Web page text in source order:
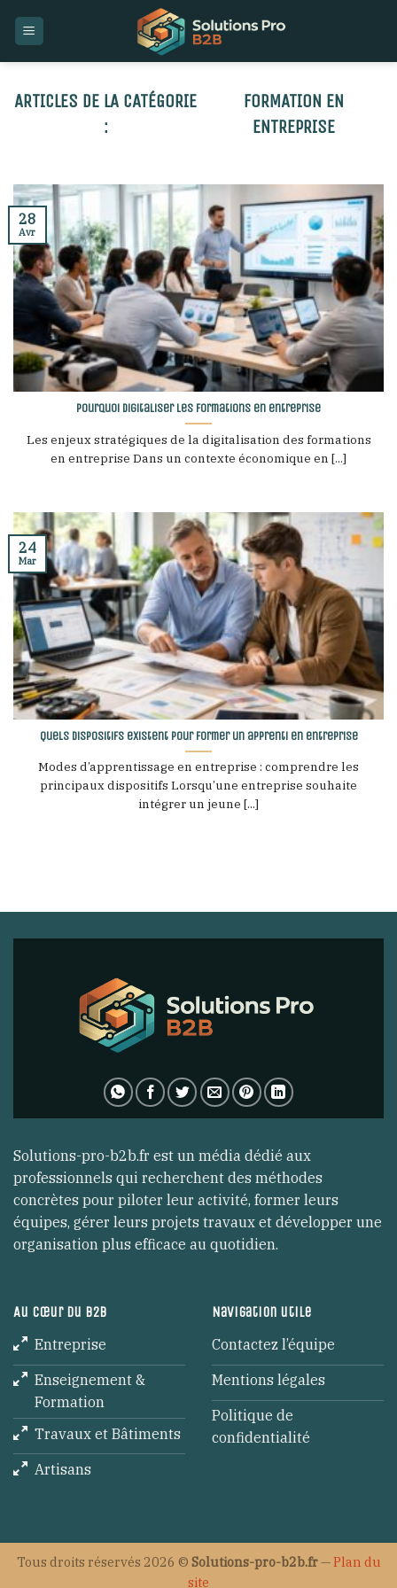
FORMATION EN
ENTREPRISE
Pourquoi digitaliser les formations en entreprise
Les enjeux stratégiques de la digitalisation des formations
en entreprise Dans un contexte économique en [...]
28
Avr
Quels dispositifs existent pour former un apprenti en entreprise
Modes d’apprentissage en entreprise : comprendre les
principaux dispositifs Lorsqu’une entreprise souhaite
intégrer un jeune [...]
24
Mar
Solutions-pro-b2b.fr est un média dédié aux
professionnels qui recherchent des méthodes
concrètes pour piloter leur activité, former leurs
équipes, gérer leurs projets travaux et développer une
organisation plus efficace au quotidien.
Au cœur du B2B
Entreprise
Enseignement &
Formation
Travaux et Bâtiments
Artisans
Navigation utile
Contactez l’équipe
Mentions légales
Politique de
confidentialité
Tous droits réservés 2026 © Solutions-pro-b2b.fr—Plan du
site